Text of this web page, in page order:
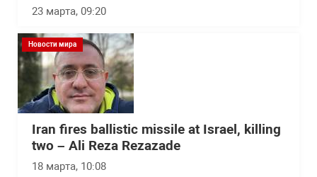
23 марта, 09:20
Новости мира
Iran fires ballistic missile at Israel, killing
two – Ali Reza Rezazade
18 марта, 10:08